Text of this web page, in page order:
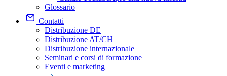
Glossario
Contatti
Distribuzione DE
Distribuzione AT/CH
Distribuzione internazionale
Seminari e corsi di formazione
Eventi e marketing